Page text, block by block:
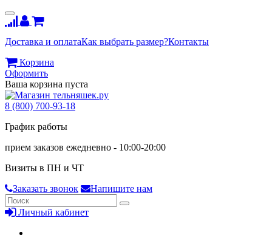
Доставка и оплатаКак выбрать размер?Контакты
Корзина
Оформить
Ваша корзина пуста
8 (800) 700-93-18
График работы
прием заказов ежедневно - 10:00-20:00
Визиты в ПН и ЧТ
Заказать звонок
Напишите нам
Личный кабинет